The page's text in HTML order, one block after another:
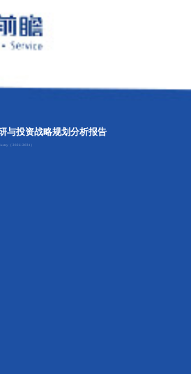
与投资战略规划分析报告
（2026-2031）